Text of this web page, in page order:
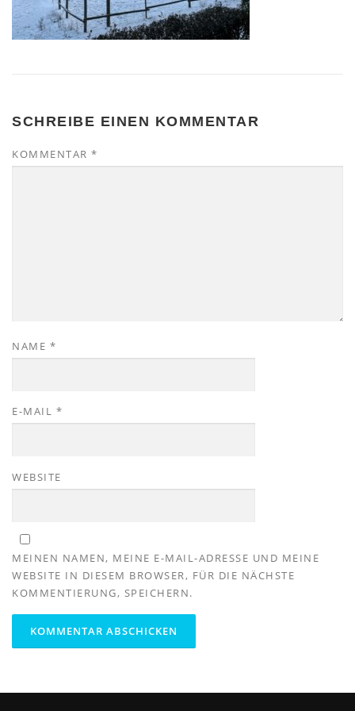
SCHREIBE EINEN KOMMENTAR
KOMMENTAR *
NAME *
E-MAIL *
WEBSITE
MEINEN NAMEN, MEINE E-MAIL-ADRESSE UND MEINE
WEBSITE IN DIESEM BROWSER, FÜR DIE NÄCHSTE
KOMMENTIERUNG, SPEICHERN.